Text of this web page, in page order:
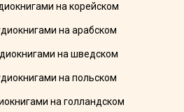
на корейском
на арабском
на шведском
на польском
на голландском